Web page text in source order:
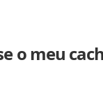
o meu